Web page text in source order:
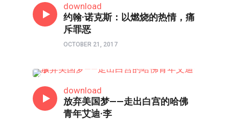
download
约翰·诺克斯：以燃烧的热情，痛
斥罪恶
OCTOBER 21, 2017
download
放弃美国梦——走出白宫的哈佛
青年艾迪·李